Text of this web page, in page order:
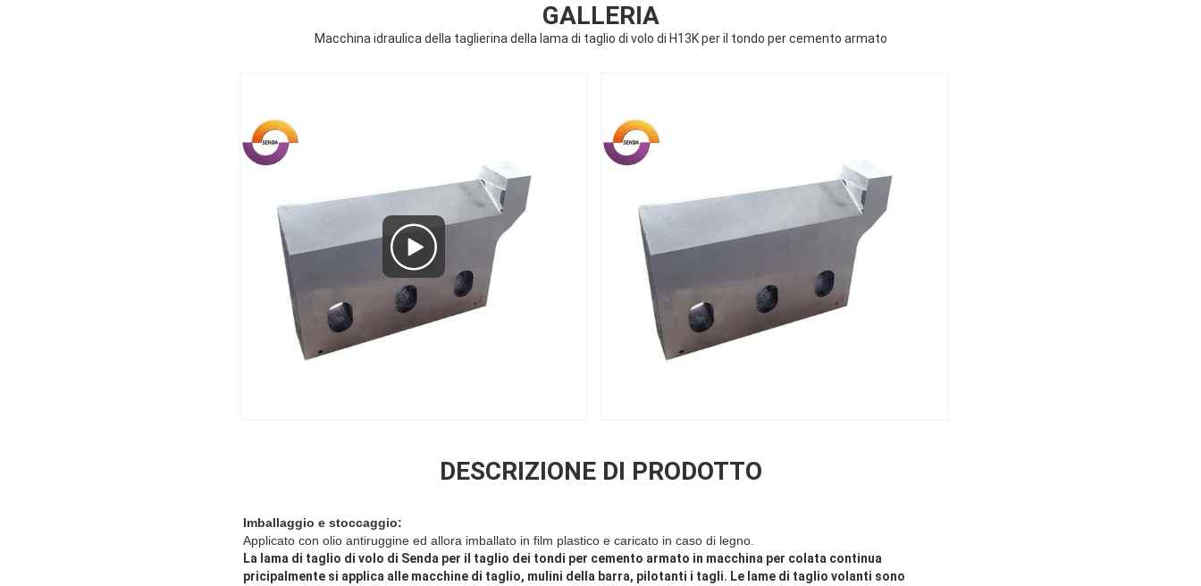
GALLERIA
Macchina idraulica della taglierina della lama di taglio di volo di H13K per il tondo per cemento armato
DESCRIZIONE DI PRODOTTO
Imballaggio e stoccaggio:
Applicato con olio antiruggine ed allora imballato in film plastico e caricato in caso di legno.
La lama di taglio di volo di Senda per il taglio dei tondi per cemento armato in macchina per colata continua
pricipalmente si applica alle macchine di taglio, mulini della barra, pilotanti i tagli. Le lame di taglio volanti sono